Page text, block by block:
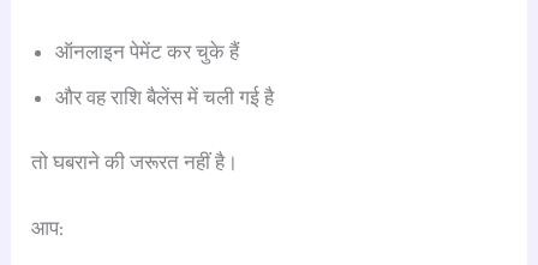
ऑनलाइन पेमेंट कर चुके हैं
और वह राशि बैलेंस में चली गई है
तो घबराने की जरूरत नहीं है।
आप: